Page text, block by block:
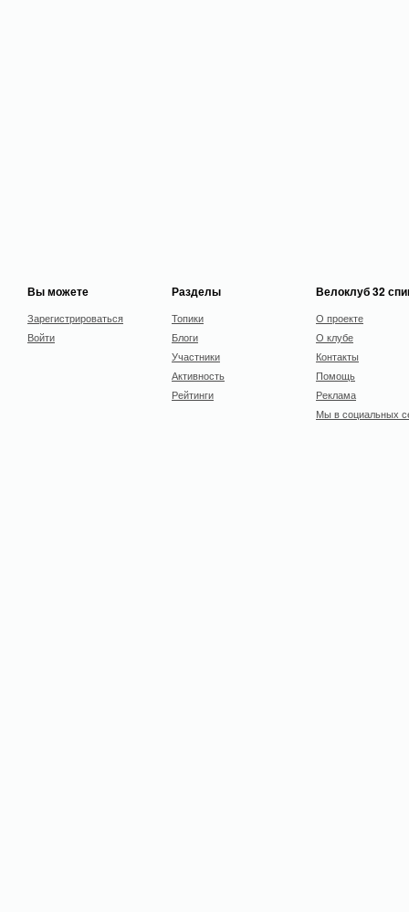
Вы можете
Зарегистрироваться
Войти
Разделы
Топики
Блоги
Участники
Активность
Рейтинги
Велоклуб 32
О проекте
О клубе
Контакты
Помощь
Реклама
Мы в социальных